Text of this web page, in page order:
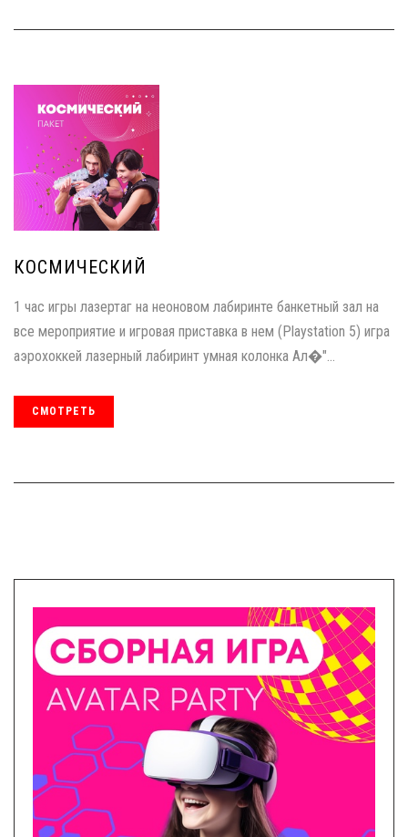
КОСМИЧЕСКИЙ
1 час игры лазертаг на неоновом лабиринте банкетный зал на
все мероприятие и игровая приставка в нем (Playstation 5) игра
аэрохоккей лазерный лабиринт умная колонка Ал�"...
СМОТРЕТЬ